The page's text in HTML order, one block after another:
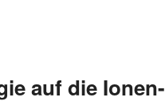
auf die Ionen-